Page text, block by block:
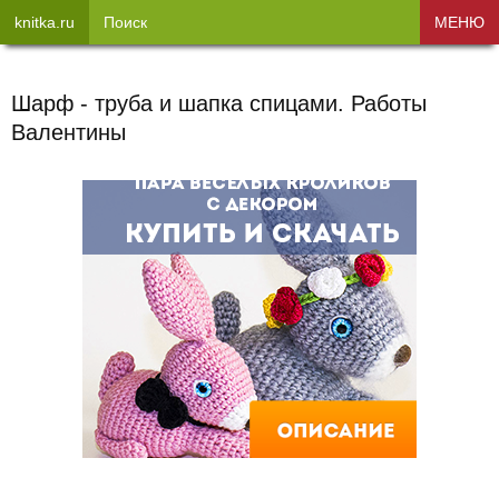
Шарф - труба и шапка спицами. Работы
Валентины
knitka.ru Поиск МЕНЮ